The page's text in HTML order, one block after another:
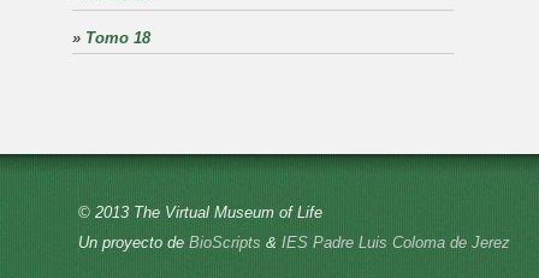
» Tomo 18
© 2013 The Virtual Museum of Life
Un proyecto de BioScripts & IES Padre Luis Coloma de Jerez